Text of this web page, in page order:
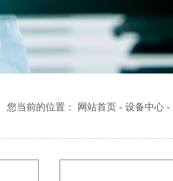
您当前的位置： 网站首页 - 设备中心 -